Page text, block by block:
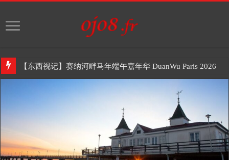
【东西视记】赛纳河畔马年端午嘉年华 DuanWu Paris 2026